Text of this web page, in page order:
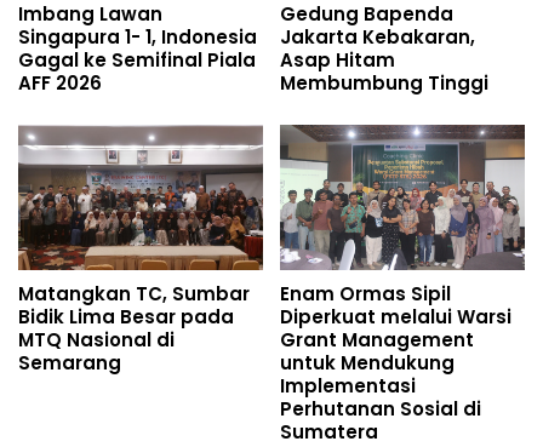
Imbang Lawan
Singapura 1- 1, Indonesia
Gagal ke Semifinal Piala
AFF 2026
Gedung Bapenda
Jakarta Kebakaran,
Asap Hitam
Membumbung Tinggi
Matangkan TC, Sumbar
Bidik Lima Besar pada
MTQ Nasional di
Semarang
Enam Ormas Sipil
Diperkuat melalui Warsi
Grant Management
untuk Mendukung
Implementasi
Perhutanan Sosial di
Sumatera